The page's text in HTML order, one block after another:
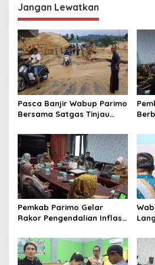
a
s
i
p
o
s
Jangan Lewatkan
Pasca Banjir Wabup Parimo
Bersama Satgas Tinjau
Sungai di Desa Air Panas
2026
Pemkab Parimo Gelar
Rakor Pengendalian Inflasi
Kemendagri RI